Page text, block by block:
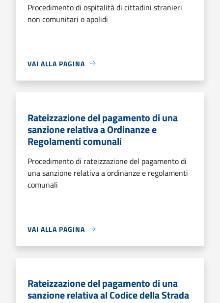
Procedimento di ospitalità di cittadini stranieri
non comunitari o apolidi
VAI ALLA PAGINA
Rateizzazione del pagamento di una
sanzione relativa a Ordinanze e
Regolamenti comunali
Procedimento di rateizzazione del pagamento di
una sanzione relativa a ordinanze e regolamenti
comunali
VAI ALLA PAGINA
Rateizzazione del pagamento di una
sanzione relativa al Codice della Strada